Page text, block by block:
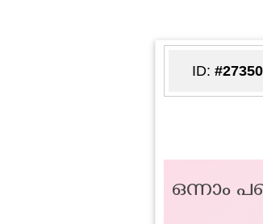
ID: #27350
ഒന്നാം